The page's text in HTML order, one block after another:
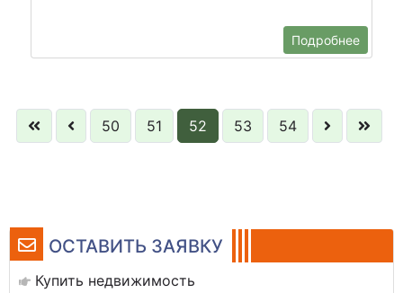
ОСТАВИТЬ ЗАЯВКУ
Купить недвижимость
Подробнее
50 51 52 53 54